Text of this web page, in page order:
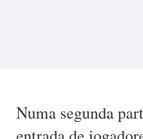
Numa segunda